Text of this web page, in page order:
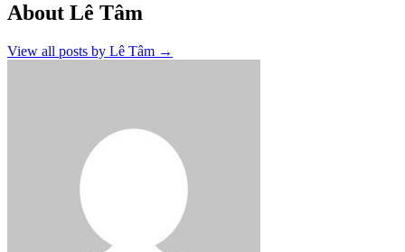
About Lê Tâm
View all posts by Lê Tâm →